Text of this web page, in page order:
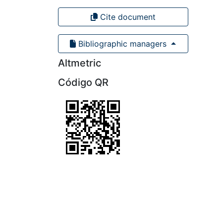
Cite document
Bibliographic managers
Altmetric
Código QR